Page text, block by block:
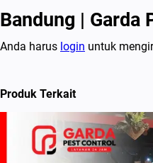
Bandung | Garda
Anda harus login untuk
Produk Terkait